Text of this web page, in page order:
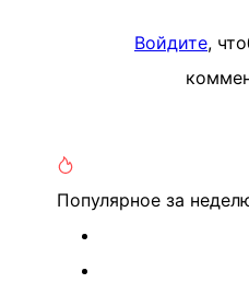
Войдите,
Популярное за